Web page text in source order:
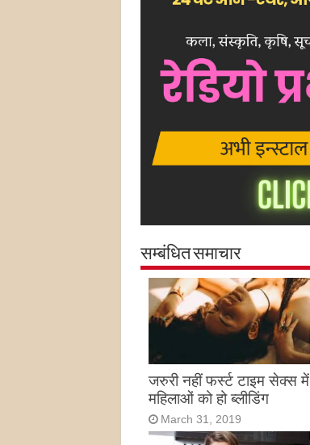
सम्बंधित समाचार
जरुरी नहीं फर्स्ट टाइम सेक्स में
महिलाओं को हो ब्लीडिंग
March 31, 2019